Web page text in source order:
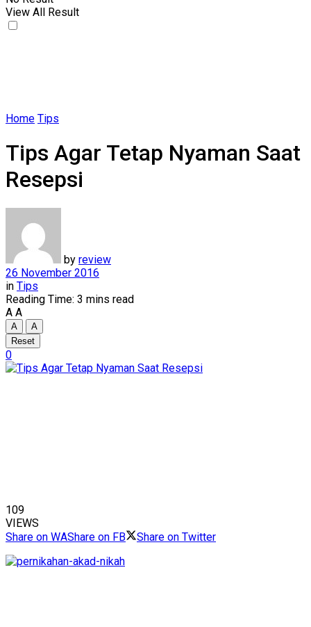
View All Result
Home Tips
Tips Agar Tetap Nyaman Saat
Resepsi
by review
26 November 2016
in Tips
Reading Time: 3 mins read
A A
A
A
Reset
0
109
VIEWS
Share on WAShare on FB Share on Twitter